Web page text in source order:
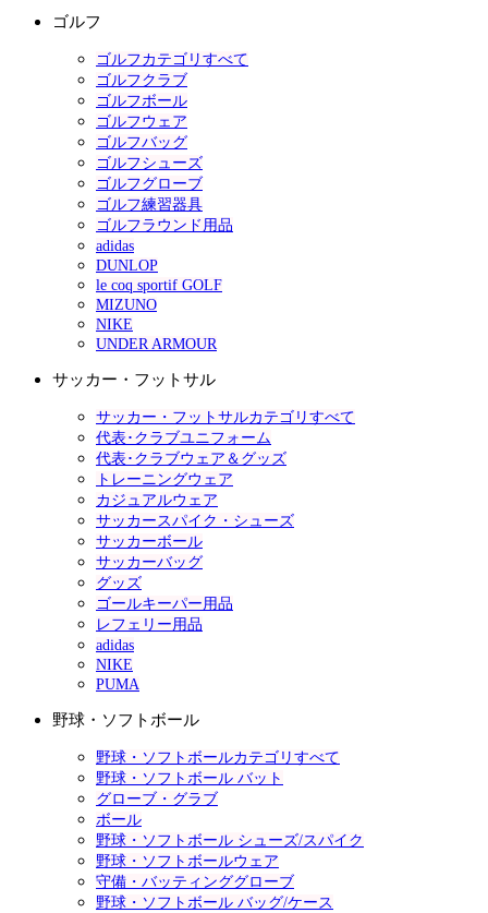
ゴルフ
ゴルフカテゴリすべて
ゴルフクラブ
ゴルフボール
ゴルフウェア
ゴルフバッグ
ゴルフシューズ
ゴルフグローブ
ゴルフ練習器具
ゴルフラウンド用品
adidas
DUNLOP
le coq sportif GOLF
MIZUNO
NIKE
UNDER ARMOUR
サッカー・フットサル
サッカー・フットサルカテゴリすべて
代表･クラブユニフォーム
代表･クラブウェア＆グッズ
トレーニングウェア
カジュアルウェア
サッカースパイク・シューズ
サッカーボール
サッカーバッグ
グッズ
ゴールキーパー用品
レフェリー用品
adidas
NIKE
PUMA
野球・ソフトボール
野球・ソフトボールカテゴリすべて
野球・ソフトボール バット
グローブ・グラブ
ボール
野球・ソフトボール シューズ/スパイク
野球・ソフトボールウェア
守備・バッティンググローブ
野球・ソフトボール バッグ/ケース